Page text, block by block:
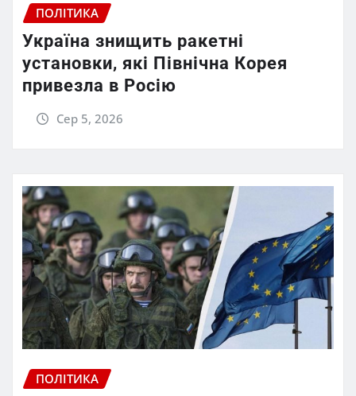
ПОЛІТИКА
Україна знищить ракетні
установки, які Північна Корея
привезла в Росію
Сер 5, 2026
ПОЛІТИКА